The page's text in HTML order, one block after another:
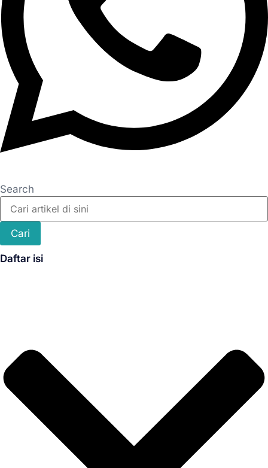
Search
Cari
Daftar isi